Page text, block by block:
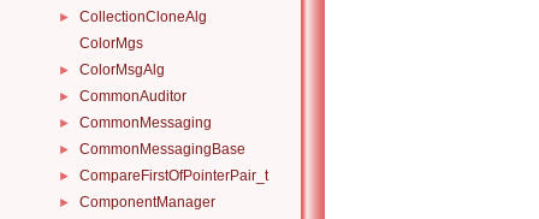
►
CollectionCloneAlg
ColorMgs
► ColorMsgAlg
► CommonAuditor
► CommonMessaging
► CommonMessagingBase
► CompareFirstOfPointerPair_t
►
ComponentManager